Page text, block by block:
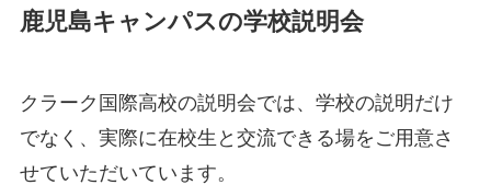
鹿児島キャンパスの学校説明会
クラーク国際高校の説明会では、学校の説明だけ
でなく、実際に在校生と交流できる場をご用意さ
せていただいています。